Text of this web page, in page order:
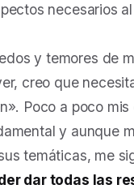
necesarios
y temores de
creo que
Poco a poco
y aunque
temáticas, me
dar todas las